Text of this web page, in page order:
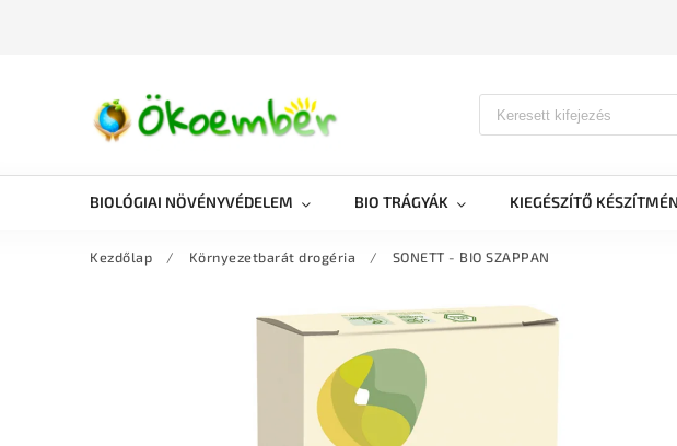
BIOLÓGIAI NÖVÉNYVÉDELEM BIO TRÁGYÁK KIEGÉSZÍTŐ
Kezdőlap / Környezetbarát drogéria / SONETT - BIO SZAPPAN